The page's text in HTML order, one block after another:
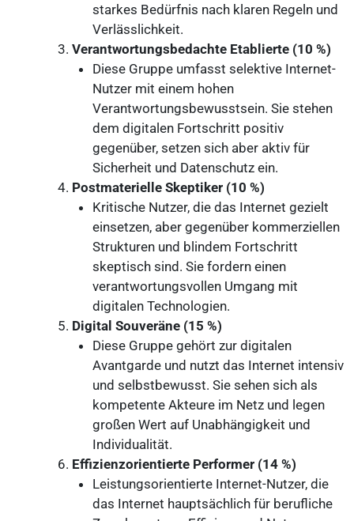
starkes Bedürfnis nach klaren Regeln und
Verlässlichkeit.
Verantwortungsbedachte Etablierte (10 %)
Diese Gruppe umfasst selektive Internet-
Nutzer mit einem hohen
Verantwortungsbewusstsein. Sie stehen
dem digitalen Fortschritt positiv
gegenüber, setzen sich aber aktiv für
Sicherheit und Datenschutz ein.
Postmaterielle Skeptiker (10 %)
Kritische Nutzer, die das Internet gezielt
einsetzen, aber gegenüber kommerziellen
Strukturen und blindem Fortschritt
skeptisch sind. Sie fordern einen
verantwortungsvollen Umgang mit
digitalen Technologien.
Digital Souveräne (15 %)
Diese Gruppe gehört zur digitalen
Avantgarde und nutzt das Internet intensiv
und selbstbewusst. Sie sehen sich als
kompetente Akteure im Netz und legen
großen Wert auf Unabhängigkeit und
Individualität.
Effizienzorientierte Performer (14 %)
Leistungsorientierte Internet-Nutzer, die
das Internet hauptsächlich für berufliche